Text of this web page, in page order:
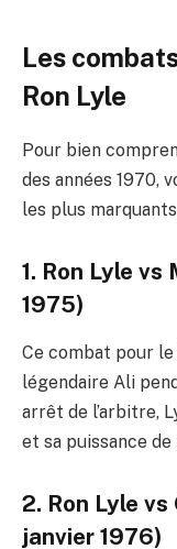
Les
Ron Lyle
Pour bien
des années 1970,
les plus
1. Ron Lyle vs
1975)
Ce combat pour
légendaire Ali
arrêt de l’arbitre,
et sa puissance
2. Ron Lyle
janvier 1976)